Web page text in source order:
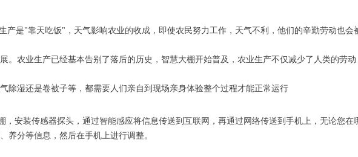
产是"靠天吃饭"，天气影响农业的收成，即使农民努力工作，天气不利，他们的辛勤劳动也会
。农业生产已经基本告别了落后的历史，智慧大棚开始普及，农业生产不仅减少了人类的劳动
除湿还是卷被子等，都需要人们亲自到现场亲身体验整个过程才能正常运行
安装传感器探头，通过智能感应将信息传送到互联网，再通过网络传送到手机上，无论您在
养分等信息，然后在手机上进行调整。